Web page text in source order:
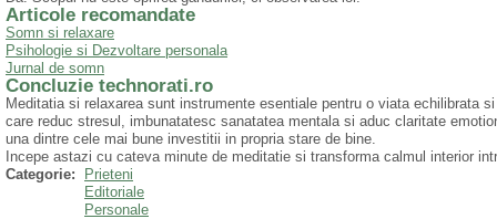
Articole recomandate
Somn si relaxare
Psihologie si Dezvoltare personala
Jurnal de somn
Concluzie technorati.ro
Meditatia si relaxarea sunt instrumente esentiale pentru o viata echilibrata
care reduc stresul, imbunatatesc sanatatea mentala si aduc claritate
una dintre cele mai bune investitii in propria stare de bine.
Incepe astazi cu cateva minute de meditatie si transforma calmul interior
Categorie:
Prieteni
Editoriale
Personale